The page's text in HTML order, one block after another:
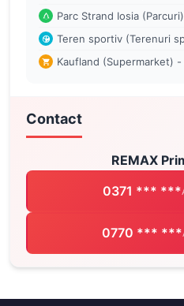
Parc Strand Iosia
Teren sportiv (Terenuri
Kaufland (Supermarket) -
Contact
REMAX
0371 *** ***
0770 *** ***